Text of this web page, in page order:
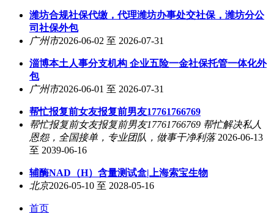
潍坊合规社保代缴，代理潍坊办事处交社保，潍坊分公
司社保外包
广州市2026-06-02 至 2026-07-31
淄博本土人事分支机构 企业五险一金社保托管一体化外
包
广州市2026-06-01 至 2026-07-31
帮忙报复前女友报复前男友17761766769
帮忙报复前女友报复前男友17761766769 帮忙解决私人
恩怨，全国接单，专业团队，做事干净利落2026-06-13
至 2039-06-16
辅酶NAD（H）含量测试盒|上海索宝生物
北京2026-05-10 至 2028-05-16
首页